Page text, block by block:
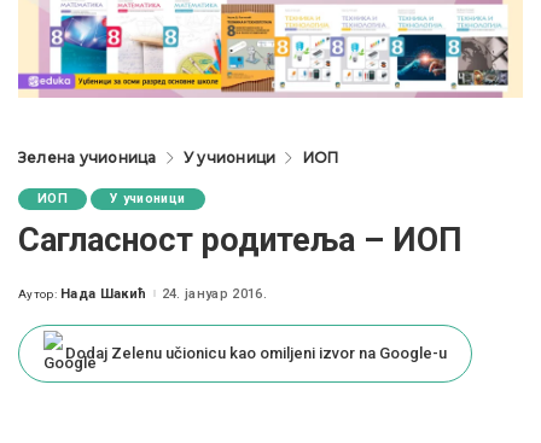
Зелена учионица У учионици ИОП
ИОП У учионици
Сагласност родитеља – ИОП
Posted
Аутор: Нада Шакић 24. јануар 2016.
Dodaj Zelenu učionicu kao omiljeni izvor na Google-u